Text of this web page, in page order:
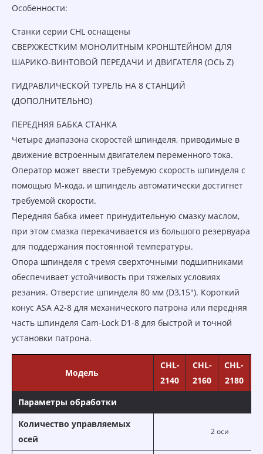
Особенности:
Станки серии СHL оснащены
СВЕРХЖЕСТКИМ МОНОЛИТНЫМ КРОНШТЕЙНОМ ДЛЯ
ШАРИКО-ВИНТОВОЙ ПЕРЕДАЧИ И ДВИГАТЕЛЯ (ОСЬ Z)
ГИДРАВЛИЧЕСКОЙ ТУРЕЛЬ НА 8 СТАНЦИЙ
(ДОПОЛНИТЕЛЬНО)
ПЕРЕДНЯЯ БАБКА СТАНКА
Четыре диапазона скоростей шпинделя, приводимые в
движение встроенным двигателем переменного тока.
Оператор может ввести требуемую скорость шпинделя с
помощью M-кода, и шпиндель автоматически достигнет
требуемой скорости.
Передняя бабка имеет принудительную смазку маслом,
при этом смазка перекачивается из большого резервуара
для поддержания постоянной температуры.
Опора шпинделя с тремя сверхточными подшипниками
обеспечивает устойчивость при тяжелых условиях
резания. Отверстие шпинделя 80 мм (D3,15"). Короткий
конус ASA A2-8 для механического патрона или передняя
часть шпинделя Cam-Lock D1-8 для быстрой и точной
установки патрона.
Модель
CHL-
2140
CHL-
2160
CHL-
2180
Параметры обработки
Количество управляемых
осей
2 оси